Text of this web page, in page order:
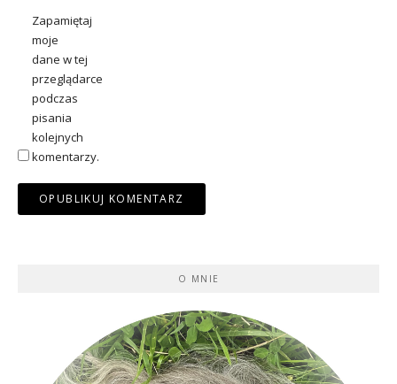
Zapamiętaj
moje
dane w tej
przeglądarce
podczas
pisania
kolejnych
komentarzy.
O MNIE